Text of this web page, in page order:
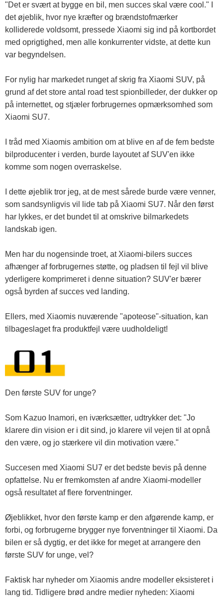
"Det er svært at bygge en bil, men succes skal være cool." I
det øjeblik, hvor nye kræfter og brændstofmærker
kolliderede voldsomt, pressede Xiaomi sig ind på kortbordet
med oprigtighed, men alle konkurrenter vidste, at dette kun
var begyndelsen.
For nylig har markedet runget af skrig fra Xiaomi SUV, på
grund af det store antal road test spionbilleder, der dukker op
på internettet, og stjæler forbrugernes opmærksomhed som
Xiaomi SU7.
I tråd med Xiaomis ambition om at blive en af ​​de fem bedste
bilproducenter i verden, burde layoutet af SUV'en ikke
komme som nogen overraskelse.
I dette øjeblik tror jeg, at de mest sårede burde være venner,
som sandsynligvis vil lide tab på Xiaomi SU7. Når den først
har lykkes, er det bundet til at omskrive bilmarkedets
landskab igen.
Men har du nogensinde troet, at Xiaomi-bilers succes
afhænger af forbrugernes støtte, og pladsen til fejl vil blive
yderligere komprimeret i denne situation? SUV'er bærer
også byrden af ​​succes ved landing.
Ellers, med Xiaomis nuværende "apoteose"-situation, kan
tilbageslaget fra produktfejl være uudholdeligt!
Den første SUV for unge?
Som Kazuo Inamori, en iværksætter, udtrykker det: "Jo
klarere din vision er i dit sind, jo klarere vil vejen til at opnå
den være, og jo stærkere vil din motivation være."
Succesen med Xiaomi SU7 er det bedste bevis på denne
opfattelse. Nu er fremkomsten af ​​andre Xiaomi-modeller
også resultatet af flere forventninger.
Øjeblikket, hvor den første kamp er den afgørende kamp, ​​er
forbi, og forbrugerne brygger nye forventninger til Xiaomi. Da
bilen er så dygtig, er det ikke for meget at arrangere den
første SUV for unge, vel?
Faktisk har nyheder om Xiaomis andre modeller eksisteret i
lang tid. Tidligere brød andre medier nyheden: Xiaomi